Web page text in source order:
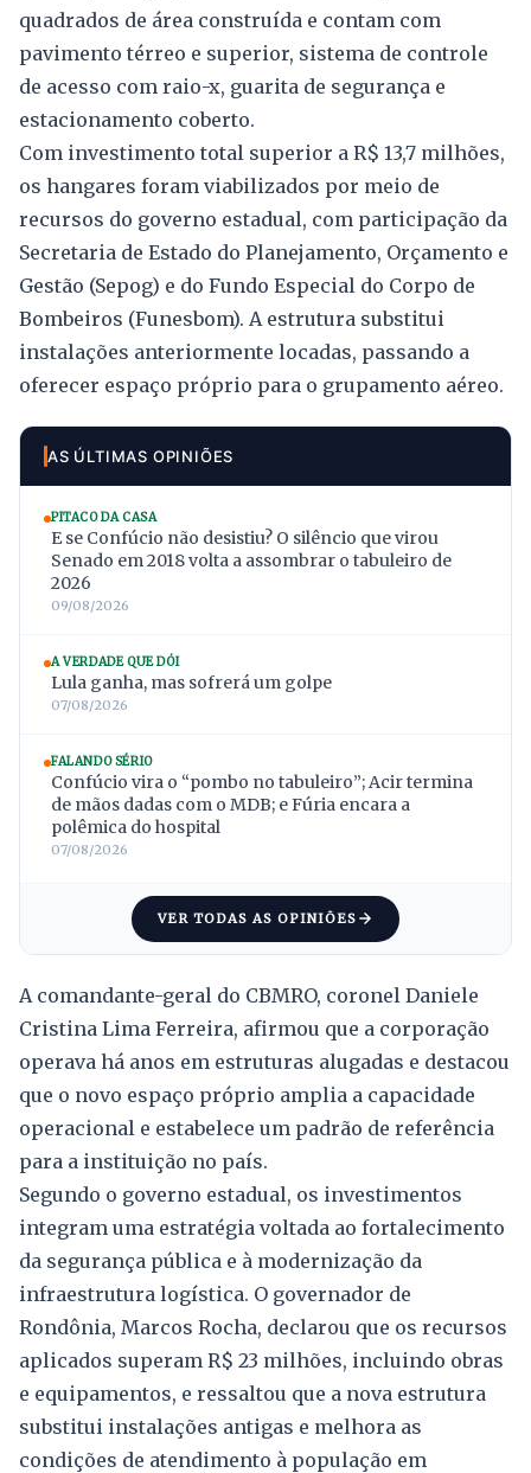
quadrados de área construída e contam com
pavimento térreo e superior, sistema de controle
de acesso com raio-x, guarita de segurança e
estacionamento coberto.
Com investimento total superior a R$ 13,7 milhões,
os hangares foram viabilizados por meio de
recursos do governo estadual, com participação da
Secretaria de Estado do Planejamento, Orçamento e
Gestão (Sepog) e do Fundo Especial do Corpo de
Bombeiros (Funesbom). A estrutura substitui
instalações anteriormente locadas, passando a
oferecer espaço próprio para o grupamento aéreo.
AS ÚLTIMAS OPINIÕES
PITACO DA CASA
E se Confúcio não desistiu? O silêncio que virou
Senado em 2018 volta a assombrar o tabuleiro de
2026
09/08/2026
A VERDADE QUE DÓI
Lula ganha, mas sofrerá um golpe
07/08/2026
FALANDO SÉRIO
Confúcio vira o “pombo no tabuleiro”; Acir termina
de mãos dadas com o MDB; e Fúria encara a
polêmica do hospital
07/08/2026
VER TODAS AS OPINIÕES
A comandante-geral do CBMRO, coronel Daniele
Cristina Lima Ferreira, afirmou que a corporação
operava há anos em estruturas alugadas e destacou
que o novo espaço próprio amplia a capacidade
operacional e estabelece um padrão de referência
para a instituição no país.
Segundo o governo estadual, os investimentos
integram uma estratégia voltada ao fortalecimento
da segurança pública e à modernização da
infraestrutura logística. O governador de
Rondônia, Marcos Rocha, declarou que os recursos
aplicados superam R$ 23 milhões, incluindo obras
e equipamentos, e ressaltou que a nova estrutura
substitui instalações antigas e melhora as
condições de atendimento à população em